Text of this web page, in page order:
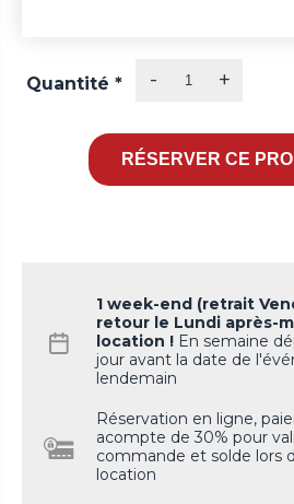
Quantité * - +
1 week-end (retrait
retour le Lundi après-
location ! En semaine
jour avant la date de
lendemain
Réservation en ligne,
acompte de 30% pour
commande et solde lors
location